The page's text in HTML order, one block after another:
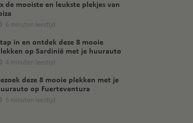
de mooiste en leukste plekjes van
6 minuten leestijd
in en ontdek deze 8 mooie
op Sardinië met je huurauto
4 minuten leestijd
deze 8 mooie plekken met je
op Fuerteventura
5 minuten leestijd